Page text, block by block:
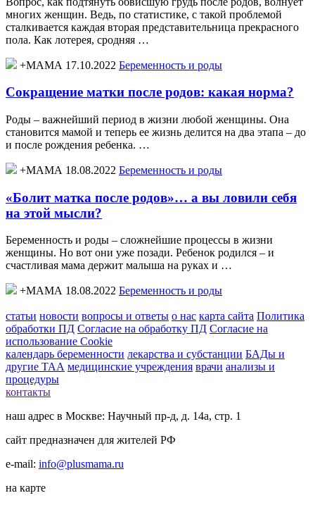
многих женщин. Ведь, по статистике, с такой проблемой
сталкивается каждая вторая представительница прекрасного
пола. Как лотерея, сродняя …
+МАМА 17.10.2022 Беременность и роды
Сокращение матки после родов: какая норма?
Роды – важнейший период в жизни любой женщины. Она
становится мамой и теперь ее жизнь делится на два этапа – до
и после рождения ребенка. …
+МАМА 18.08.2022 Беременность и роды
«Болит матка после родов»… а вы ловили себя
на этой мысли?
Беременность и роды – сложнейшие процессы в жизни
женщины. Но вот они уже позади. Ребенок родился – и
счастливая мама держит малыша на руках и …
+МАМА 18.08.2022 Беременность и роды
статьи новости вопросы и ответы о нас карта сайта Политика
обработки ПД Согласие на обработку ПД Согласие на
использование Cookie
календарь беременности лекарства и субстанции БАДы и
другие ТАА медицинские учреждения врачи анализы и
процедуры
контакты
наш адрес в Москве: Научный пр-д, д. 14а, стр. 1
сайт предназначен для жителей РФ
e-mail: info@plusmama.ru
на карте